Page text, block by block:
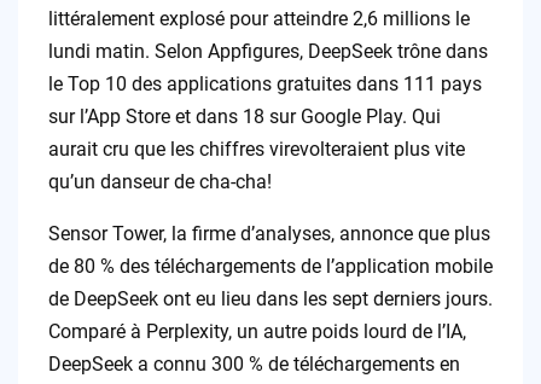
littéralement explosé pour atteindre 2,6 millions le
lundi matin. Selon Appfigures, DeepSeek trône dans
le Top 10 des applications gratuites dans 111 pays
sur l’App Store et dans 18 sur Google Play. Qui
aurait cru que les chiffres virevolteraient plus vite
qu’un danseur de cha-cha!
Sensor Tower, la firme d’analyses, annonce que plus
de 80 % des téléchargements de l’application mobile
de DeepSeek ont eu lieu dans les sept derniers jours.
Comparé à Perplexity, un autre poids lourd de l’IA,
DeepSeek a connu 300 % de téléchargements en